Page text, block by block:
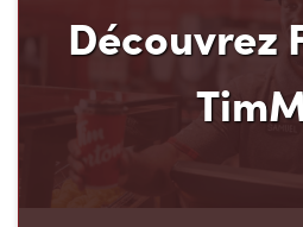
Découvrez